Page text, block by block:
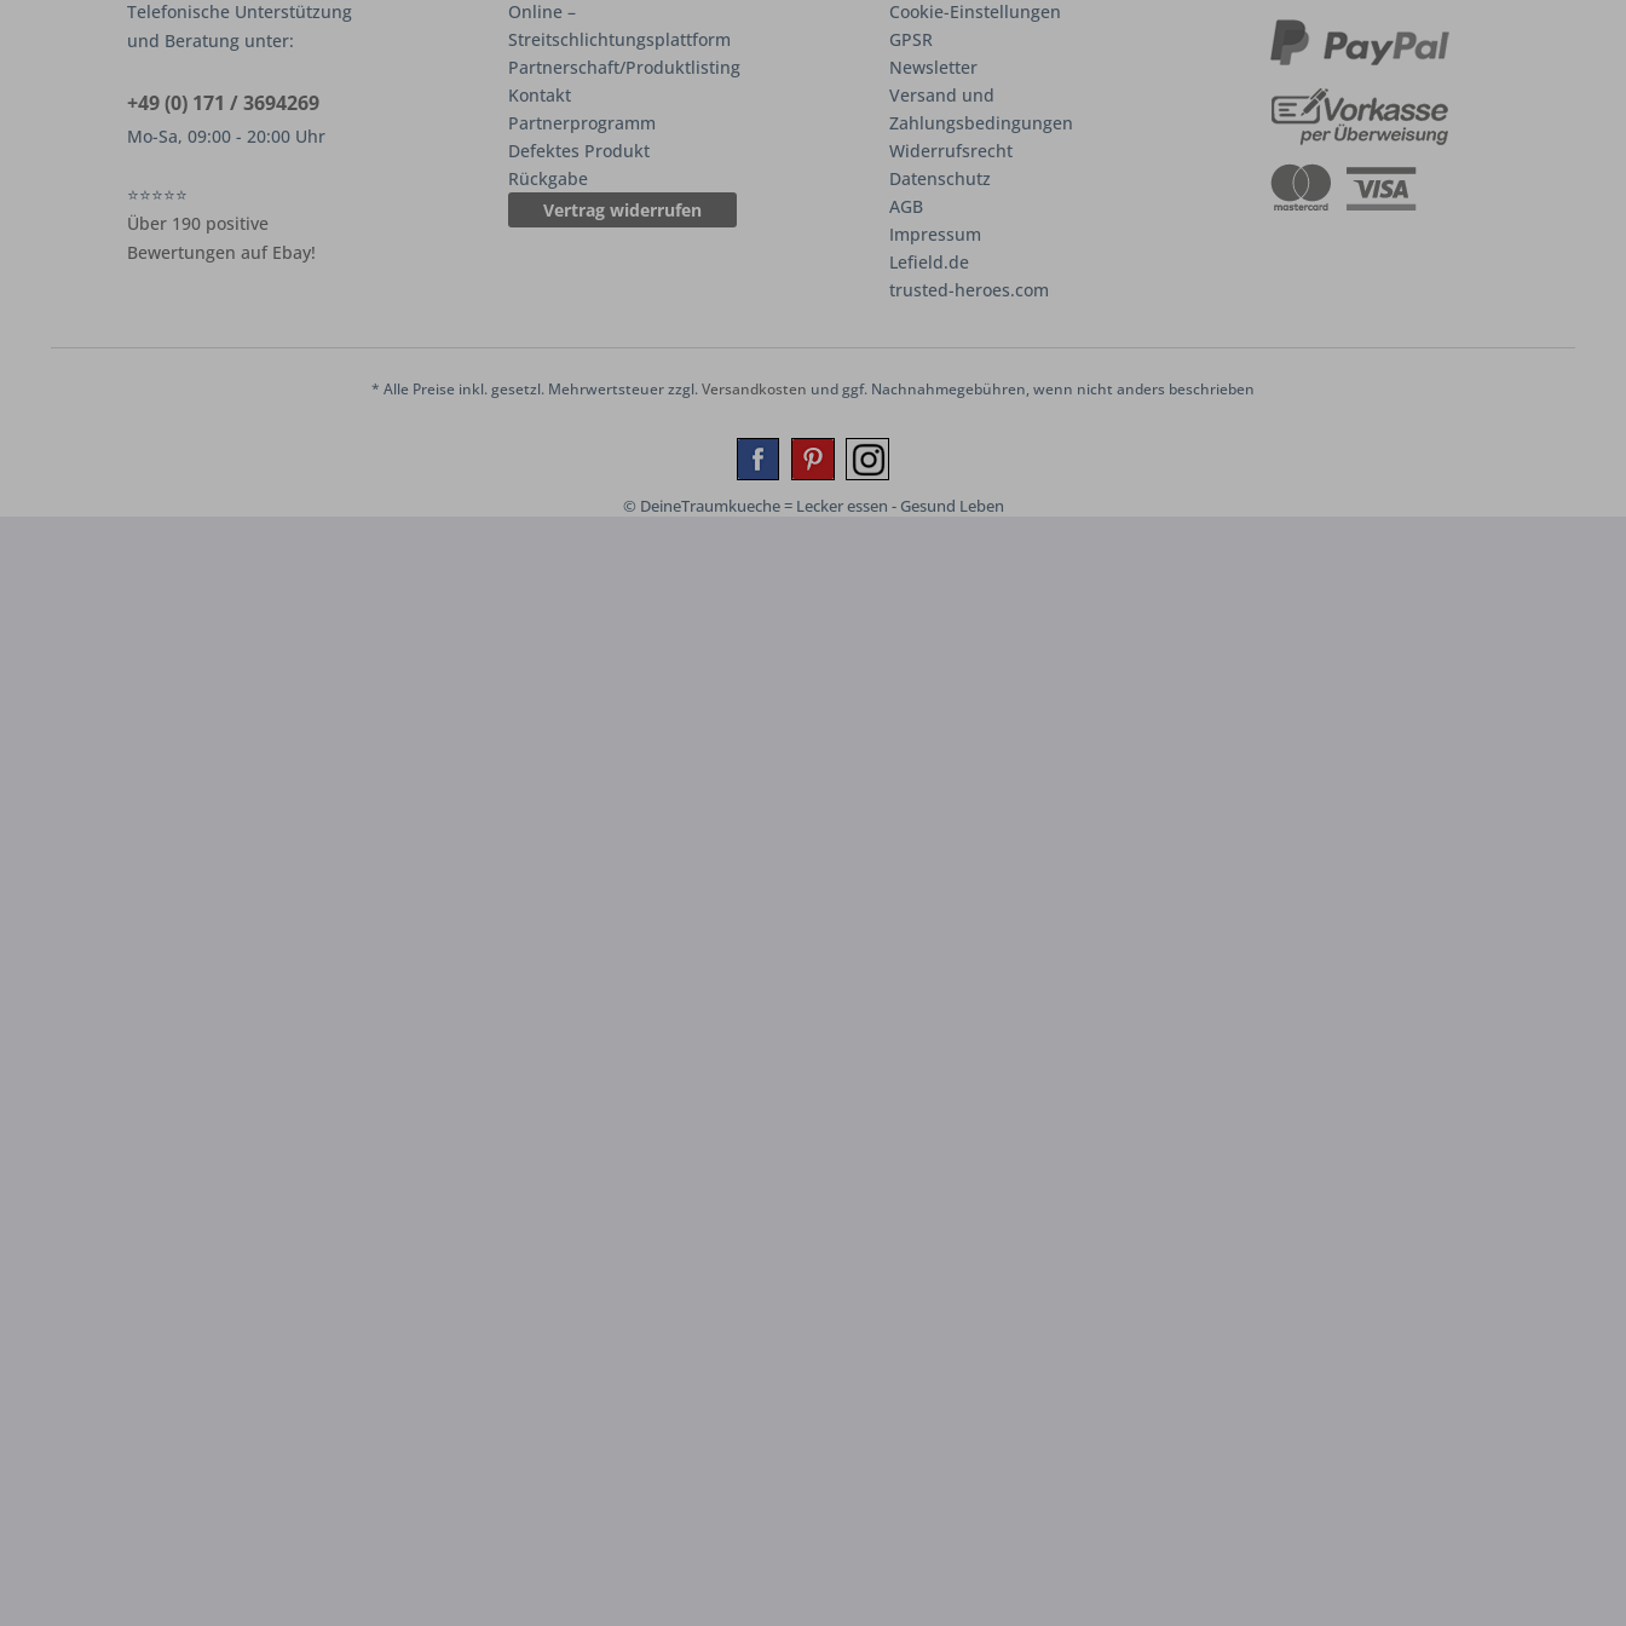
Telefonische Unterstützung
und Beratung unter:
+49 (0) 171 / 3694269
Mo-Sa, 09:00 - 20:00 Uhr
⭐⭐⭐⭐⭐
Über 190 positive
Bewertungen auf Ebay!
Online –
Streitschlichtungsplattform
Partnerschaft/Produktlisting
Kontakt
Partnerprogramm
Defektes Produkt
Rückgabe
Vertrag widerrufen
Cookie-Einstellungen
GPSR
Newsletter
Versand und
Zahlungsbedingungen
Widerrufsrecht
Datenschutz
AGB
Impressum
Lefield.de
trusted-heroes.com
* Alle Preise inkl. gesetzl. Mehrwertsteuer zzgl.Versandkosten und ggf. Nachnahmegebühren, wenn nicht anders beschrieben
© DeineTraumkueche = Lecker essen - Gesund Leben